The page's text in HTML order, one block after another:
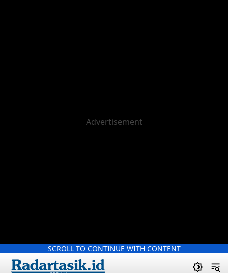
SCROLL TO CONTINUE WITH CONTENT